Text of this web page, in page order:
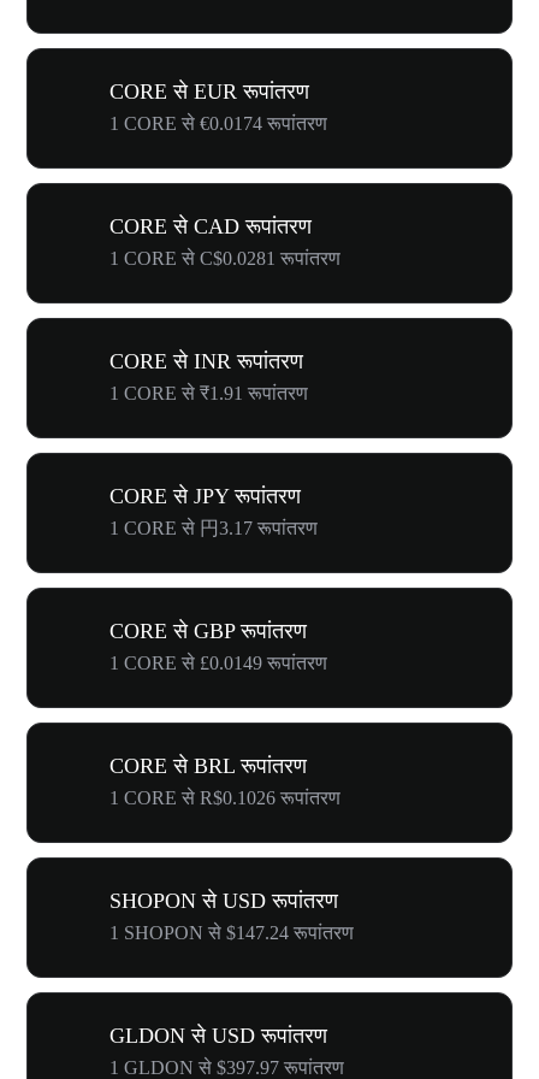
CORE से EUR रूपांतरण
1 CORE से €0.0174 रूपांतरण
CORE से CAD रूपांतरण
1 CORE से C$0.0281 रूपांतरण
CORE से INR रूपांतरण
1 CORE से ₹1.91 रूपांतरण
CORE से JPY रूपांतरण
1 CORE से 円3.17 रूपांतरण
CORE से GBP रूपांतरण
1 CORE से £0.0149 रूपांतरण
CORE से BRL रूपांतरण
1 CORE से R$0.1026 रूपांतरण
SHOPON से USD रूपांतरण
1 SHOPON से $147.24 रूपांतरण
GLDON से USD रूपांतरण
1 GLDON से $397.97 रूपांतरण